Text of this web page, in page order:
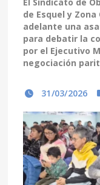
de Esquel y
adelante una
para debatir la
por el Ejecutivo
negociación
31/03/2026